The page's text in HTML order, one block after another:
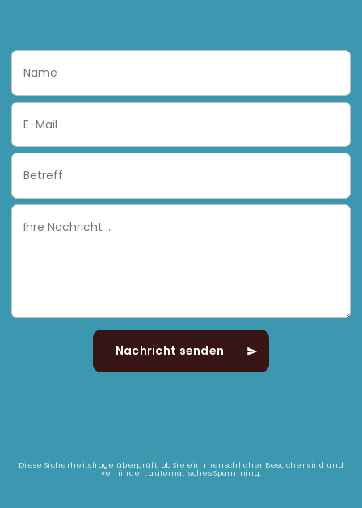
Name
Email
Subject
Ihre
Nachricht
Diese Sicherheitsfrage überprüft, ob Sie ein menschlicher Besucher sind und
verhindert automatisches Spamming.